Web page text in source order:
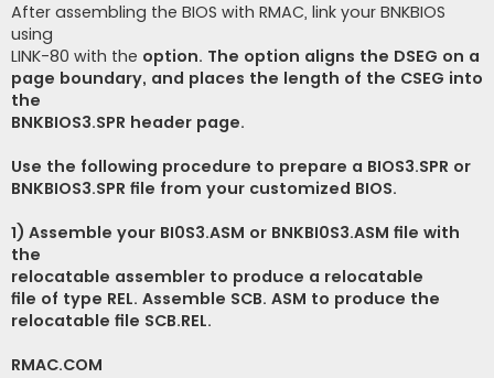
After assembling the BIOS with RMAC, link your BNKBIOS
using
LINK-80 with the option. The option aligns the DSEG on a
page boundary, and places the length of the CSEG into
the
BNKBIOS3.SPR header page.
Use the following procedure to prepare a BIOS3.SPR or
BNKBIOS3.SPR file from your customized BIOS.
1) Assemble your BI0S3.ASM or BNKBI0S3.ASM file with
the
relocatable assembler to produce a relocatable
file of type REL. Assemble SCB. ASM to produce the
relocatable file SCB.REL.
RMAC.COM